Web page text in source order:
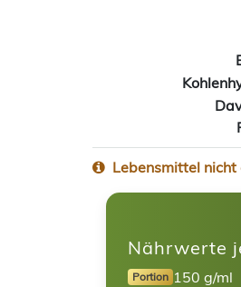
Lebensmittel
Nährwerte
Portion 150 g/ml